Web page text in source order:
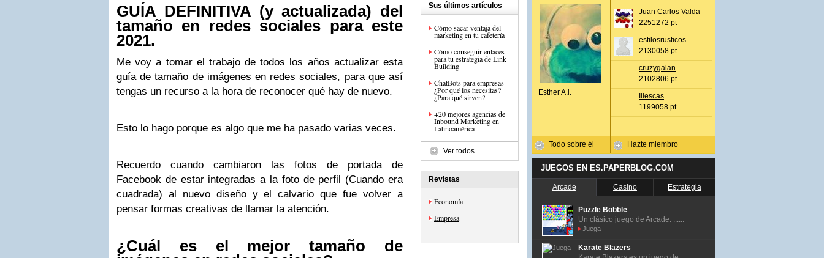
GUÍA DEFINITIVA (y actualizada) del
tamaño en redes sociales para este
2021.
Me voy a tomar el trabajo de todos los años actualizar esta
guía de tamaño de imágenes en redes sociales, para que así
tengas un recurso a la hora de reconocer qué hay de nuevo.
Esto lo hago porque es algo que me ha pasado varias veces.
Recuerdo cuando cambiaron las fotos de portada de
Facebook de estar integradas a la foto de perfil (Cuando era
cuadrada) al nuevo diseño y el calvario que fue volver a
pensar formas creativas de llamar la atención.
¿Cuál es el mejor tamaño de
Sus últimos artículos
Cómo sacar ventaja del
marketing en tu cafetería
Cómo conseguir enlaces
para tu estrategia de Link
Building
ChatBots para empresas
¿Por qué los necesitas?
¿Para qué sirven?
+20 mejores agencias de
Inbound Marketing en
Latinoamérica
Ver todos
Revistas
Economía
Empresa
Esther A.l.
Todo sobre él
Juan Carlos Valda
2251272 pt
estilosrusticos
2130058 pt
cruzygalan
2102806 pt
Illescas
1199058 pt
Hazte miembro
JUEGOS EN ES.PAPERBLOG.COM
Arcade Casino Estrategia
Puzzle Bobble
Un clásico juego de Arcade. ......
Juega
Karate Blazers